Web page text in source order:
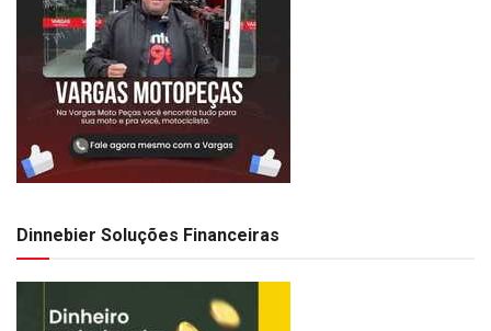
Dinnebier Soluções Financeiras